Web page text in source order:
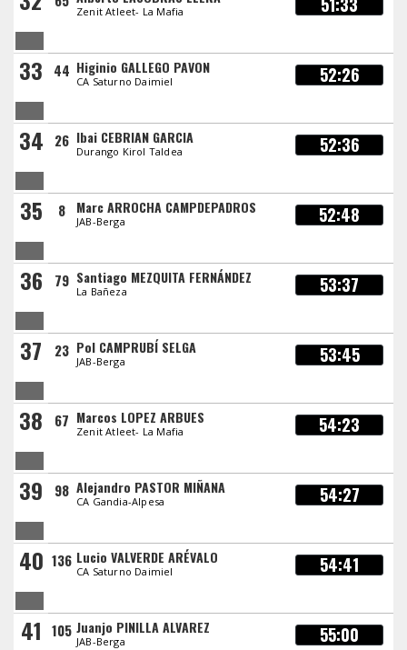
Zenit Atleet- La Mafia 51:33
33 44 Higinio GALLEGO PAVON
CA Saturno Daimiel 52:26
34 26 Ibai CEBRIAN GARCIA
Durango Kirol Taldea 52:36
35 8 Marc ARROCHA CAMPDEPADROS
JAB-Berga 52:48
36 79 Santiago MEZQUITA FERNÁNDEZ
La Bañeza 53:37
37 23 Pol CAMPRUBÍ SELGA
JAB-Berga 53:45
38 67 Marcos LOPEZ ARBUES
Zenit Atleet- La Mafia 54:23
39 98 Alejandro PASTOR MIÑANA
CA Gandia-Alpesa 54:27
40 136 Lucio VALVERDE ARÉVALO
CA Saturno Daimiel 54:41
41 105 Juanjo PINILLA ALVAREZ
JAB-Berga 55:00